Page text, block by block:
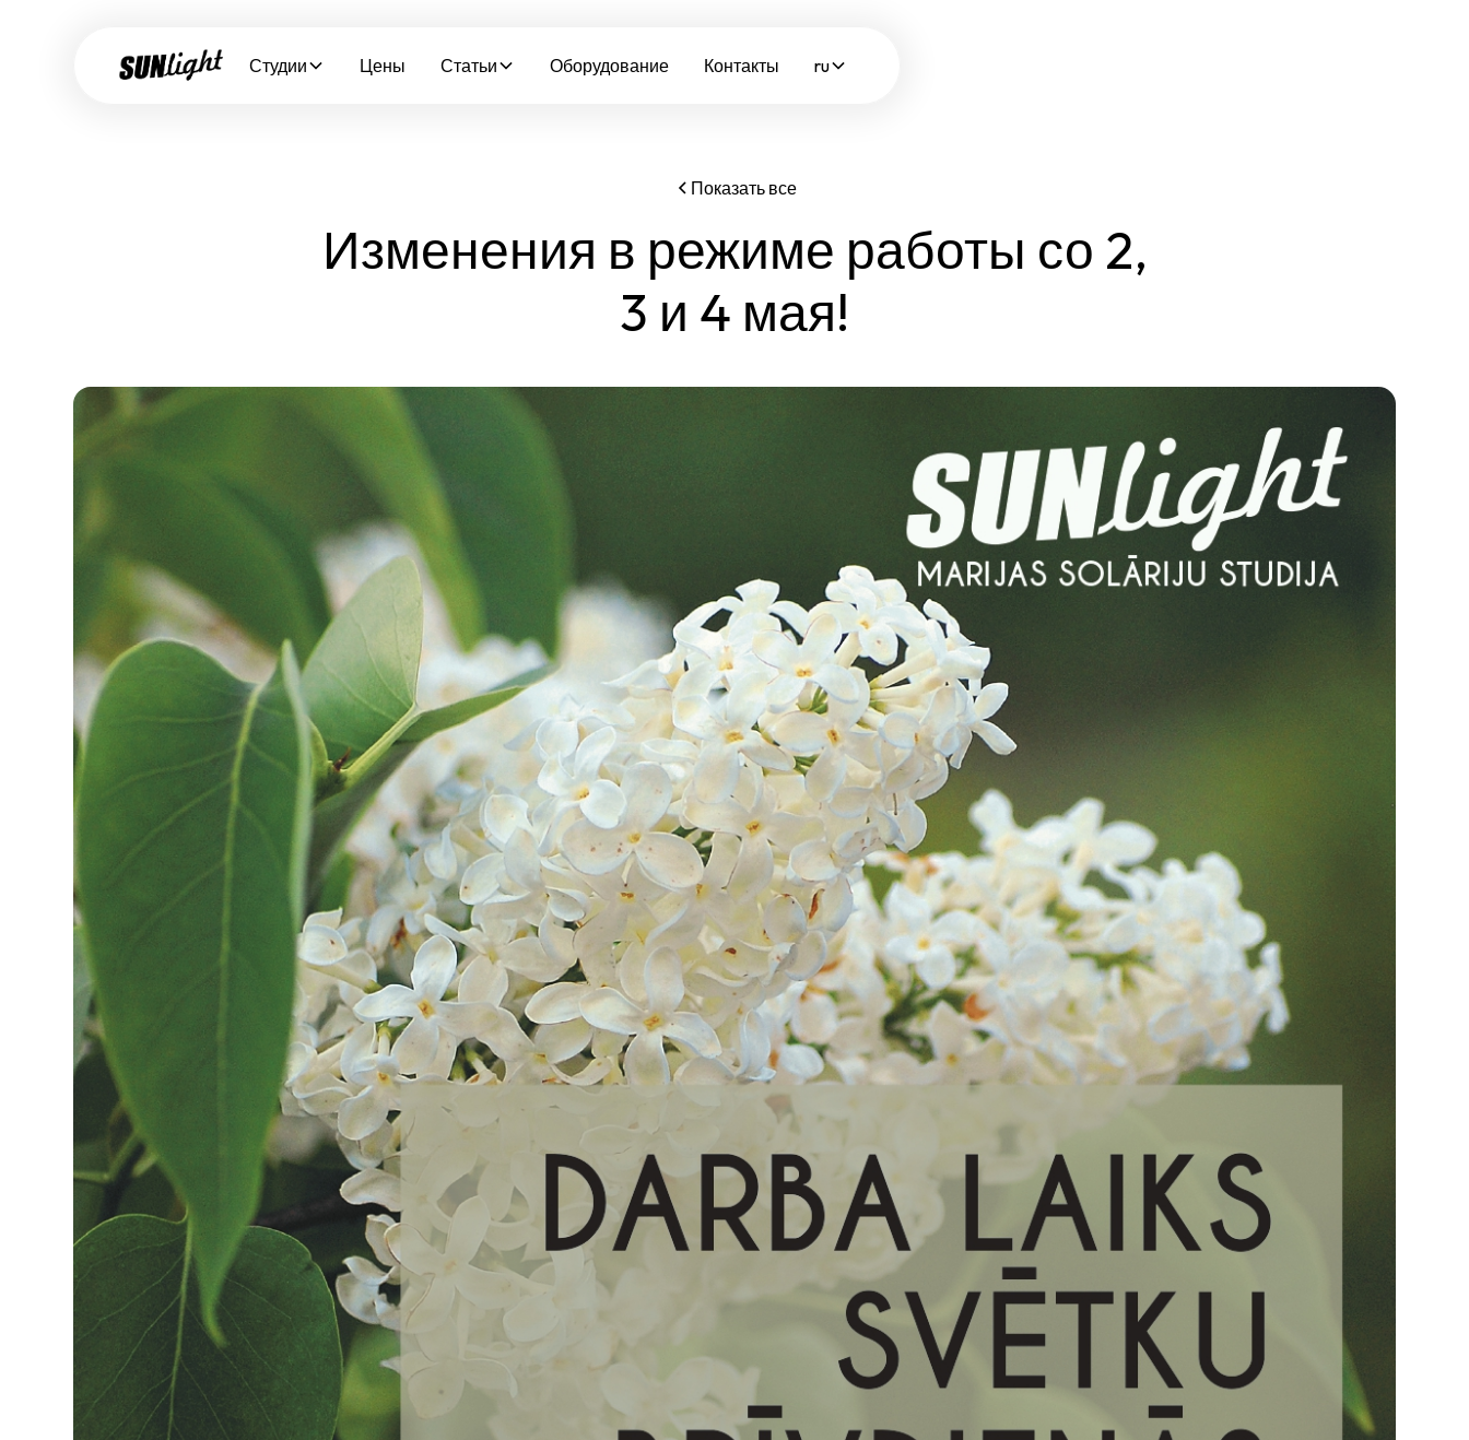
Студии Цены Статьи Оборудование Контакты ru
Показать все
Изменения в режиме работы со 2,
3 и 4 мая!